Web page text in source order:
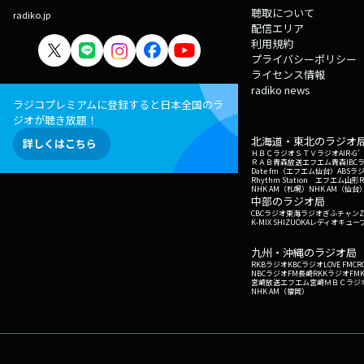
radiko.jp
ラジコプレミアムに登録すると日本全国のラ
ジオが聴き放題！
詳しくはこちら
聴取について
配信エリア
利用規約
プライバシーポリシー
ライセンス情報
radiko news
北海道・東北のラジオ
ＨＢＣラジオＳＴＶラジオAIR-G'
ＲＡＢ青森放送エフエム青森IBC
Date fm（エフエム仙台） ABSラ
Rhythm Station エフエム山形
NHK AM（札幌） NHK AM（仙台
中部のラジオ局
CBCラジオ東海ラジオぎふチャン
K-MIX SHIZUOKAレディオキュー
九州・沖縄のラジオ局
RKBラジオKBCラジオLOVE FM
NBCラジオFM長崎RKKラジオ
宮崎放送エフエム宮崎ＭＢＣラジ
NHK AM（福岡）